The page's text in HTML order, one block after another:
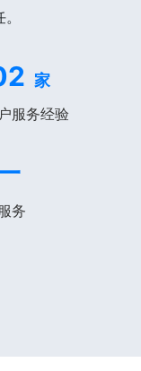
家
服务经验
务